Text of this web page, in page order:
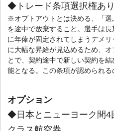
◆トレード条項選択権あ
※オプトアウトとは決める、「
を途中で放棄すること。選手は
に年俸が固定されてしまうデメ
に大幅な昇給が見込めるため、
とで、契約途中で新しい契約を
能となる。この条項が認められる
オプション
◆日本とニューヨーク間4